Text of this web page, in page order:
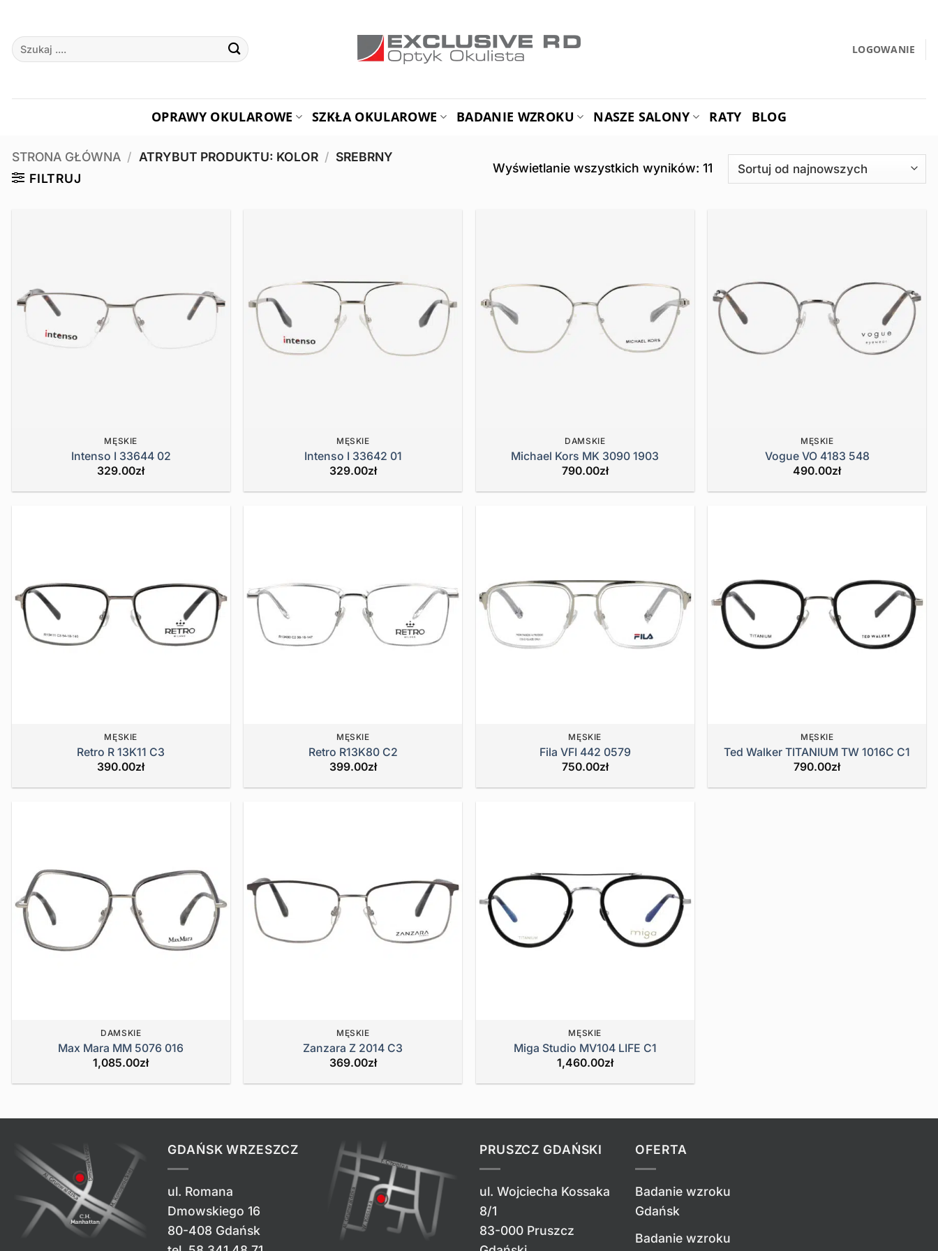
zawartości
Szukaj: LOGOWANIE
OPRAWY OKULAROWE SZKŁA OKULAROWE BADANIE WZROKU NASZE SALONY RATY BLOG
STRONA GŁÓWNA / ATRYBUT PRODUKTU: KOLOR / SREBRNY
FILTRUJ
Wyświetlanie wszystkich wyników: 11Posortowane
według
MĘSKIE
Intenso I 33644 02
329.00zł
MĘSKIE
Intenso I 33642 01
329.00zł
DAMSKIE
Michael Kors MK 3090 1903
790.00zł
MĘSKIE
Vogue VO 4183 548
490.00zł
MĘSKIE
Retro R 13K11 C3
390.00zł
MĘSKIE
Retro R13K80 C2
399.00zł
MĘSKIE
Fila VFI 442 0579
750.00zł
MĘSKIE
Ted Walker TITANIUM TW 1016C C1
790.00zł
DAMSKIE
Max Mara MM 5076 016
1,085.00zł
MĘSKIE
Zanzara Z 2014 C3
369.00zł
MĘSKIE
Miga Studio MV104 LIFE C1
1,460.00zł
GDAŃSK WRZESZCZ
ul. Romana
Dmowskiego 16
80-408 Gdańsk
PRUSZCZ GDAŃSKI
ul. Wojciecha Kossaka
8/1
83-000 Pruszcz
OFERTA
Badanie wzroku
Gdańsk
Badanie wzroku